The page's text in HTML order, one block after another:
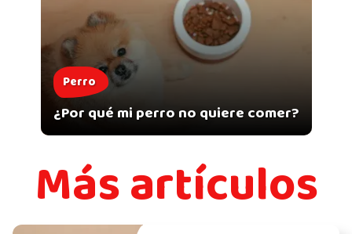
Perro
¿Por qué mi perro no quiere comer?
Más artículos